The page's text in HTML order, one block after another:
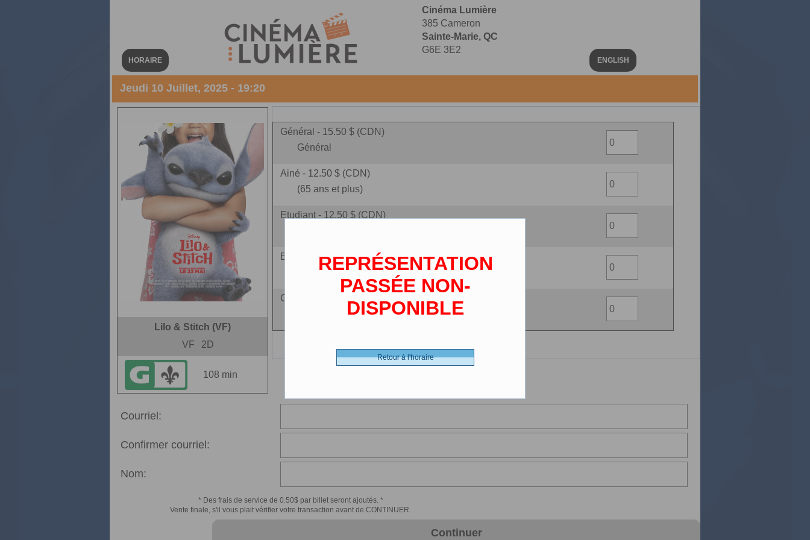
HORAIRE
Cinéma Lumière
385 Cameron
Sainte-Marie, QC
G6E 3E2
ENGLISH
Jeudi 10 Juillet, 2025 - 19:20
Lilo & Stitch (VF)
VF
2D
108 min
Général - 15.50 $ (CDN)
Général
Ainé - 12.50 $ (CDN)
(65 ans et plus)
Etudiant - 12.50 $ (CDN)
Enfant - 10.00 $ (CDN)
(2-12 ans)
Ciné-carte - 0.00 $ (CDN)
Courriel:
Confirmer courriel:
Nom:
* Des frais de service de 0.50$ par billet seront ajoutés. *
Vente finale, s'il vous plait vérifier votre transaction avant de CONTINUER.
Continuer
REPRÉSENTATION
PASSÉE NON-
DISPONIBLE
Retour à l'horaire